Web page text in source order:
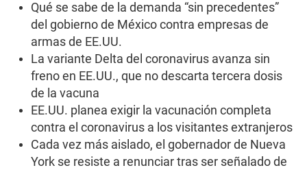
Qué se sabe de la demanda “sin precedentes”
del gobierno de México contra empresas de
armas de EE.UU.
La variante Delta del coronavirus avanza sin
freno en EE.UU., que no descarta tercera dosis
de la vacuna
EE.UU. planea exigir la vacunación completa
contra el coronavirus a los visitantes extranjeros
Cada vez más aislado, el gobernador de Nueva
York se resiste a renunciar tras ser señalado de